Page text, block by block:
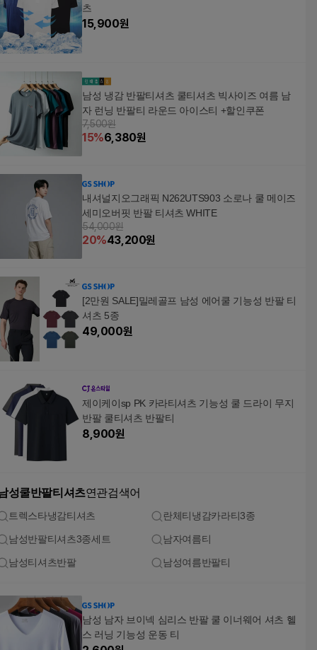
츠
15,900원
남성 냉감 반팔티셔츠 쿨티셔츠 빅사이즈 여름 남
자 런닝 반팔티 라운드 아이스티 +할인쿠폰
7,500원
15%6,380원
내셔널지오그래픽 N262UTS903 소로나 쿨 메이즈
세미오버핏 반팔 티셔츠 WHITE
54,000원
20%43,200원
[2만원 SALE]밀레골프 남성 에어쿨 기능성 반팔 티
셔츠 5종
49,000원
제이케이sp PK 카라티셔츠 기능성 쿨 드라이 무지
반팔 쿨티셔츠 반팔티
8,900원
성쿨반팔티셔츠연관검색어
트렉스타냉감티셔츠 란체티냉감카라티3종
남성반팔티셔츠3종세트 남자여름티
남성티셔츠반팔 남성여름반팔티
남성 남자 브이넥 심리스 반팔 쿨 이너웨어 셔츠 헬
스 러닝 기능성 운동 티